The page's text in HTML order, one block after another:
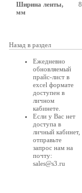
Ширина ленты,
мм
8
Назад в раздел
Ежедневно
обновляемый
прайс-лист в
excel формате
доступен в
личном
кабинете
Если у Вас нет
доступа в
личный кабинет,
отправьте
запрос нам на
почту:
sales@s3.ru